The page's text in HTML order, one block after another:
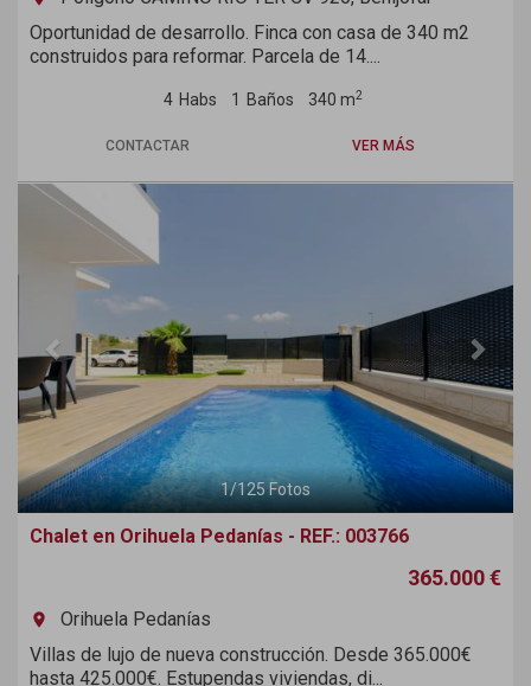
Oportunidad de desarrollo. Finca con casa de 340 m2
construidos para reformar. Parcela de 14....
4 Habs 1 Baños 340 m2
CONTACTAR VER MÁS
Previous Next
1/125Fotos
Chalet en Orihuela Pedanías - REF.: 003766
365.000 €
room
Orihuela Pedanías
Villas de lujo de nueva construcción. Desde 365.000€
hasta 425.000€. Estupendas viviendas, di...